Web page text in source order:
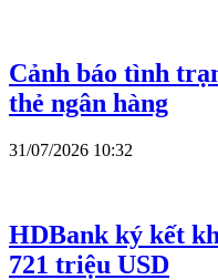
Cảnh báo tình
thẻ ngân hàng
31/07/2026 10:32
HDBank ký kết
721 triệu USD